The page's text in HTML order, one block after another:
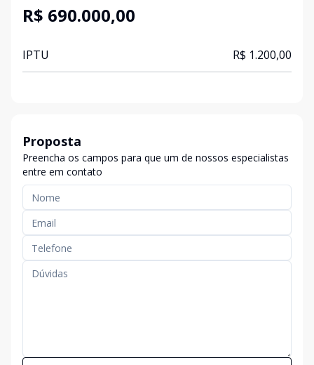
R$ 690.000,00
IPTU R$ 1.200,00
Proposta
Preencha os campos para que um de nossos especialistas
entre em contato